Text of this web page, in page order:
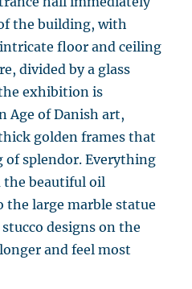
the building, with
floor and ceiling
divided by a glass
exhibition is
Age of Danish art,
golden frames that
of splendor. Everything
beautiful oil
the large marble statue
designs on the
and feel most